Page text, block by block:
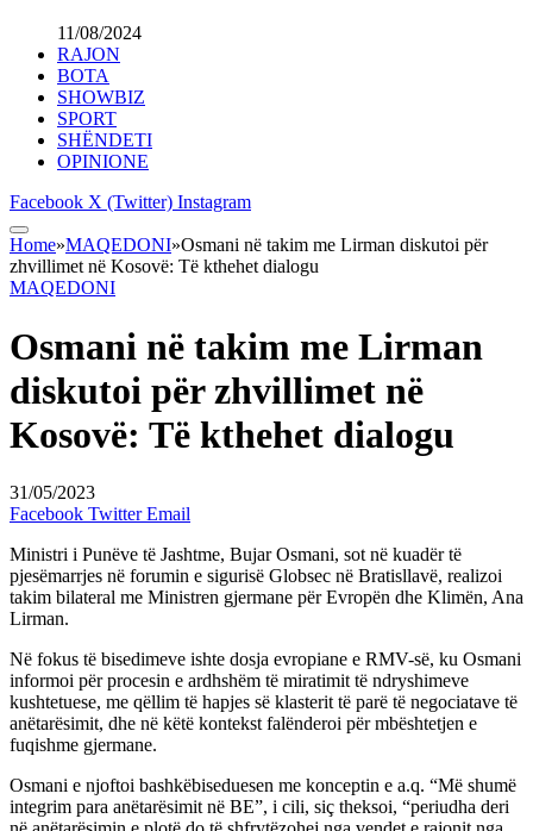
11/08/2024
RAJON
BOTA
SHOWBIZ
SPORT
SHËNDETI
OPINIONE
Facebook X (Twitter) Instagram
Home»MAQEDONI»Osmani në takim me Lirman diskutoi për
zhvillimet në Kosovë: Të kthehet dialogu
MAQEDONI
Osmani në takim me Lirman
diskutoi për zhvillimet në
Kosovë: Të kthehet dialogu
31/05/2023
Facebook Twitter Email
Ministri i Punëve të Jashtme, Bujar Osmani, sot në kuadër të
pjesëmarrjes në forumin e sigurisë Globsec në Bratisllavë, realizoi
takim bilateral me Ministren gjermane për Evropën dhe Klimën, Ana
Lirman.
Në fokus të bisedimeve ishte dosja evropiane e RMV-së, ku Osmani
informoi për procesin e ardhshëm të miratimit të ndryshimeve
kushtetuese, me qëllim të hapjes së klasterit të parë të negociatave të
anëtarësimit, dhe në këtë kontekst falënderoi për mbështetjen e
fuqishme gjermane.
Osmani e njoftoi bashkëbiseduesen me konceptin e a.q. “Më shumë
integrim para anëtarësimit në BE”, i cili, siç theksoi, “periudha deri